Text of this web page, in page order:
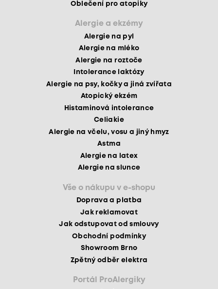
Oblečení pro atopiky
Alergie a ekzémy
Alergie na pyl
Alergie na mléko
Alergie na roztoče
Intolerance laktózy
Alergie na psy, kočky a jiná zvířata
Atopický ekzém
Histaminová intolerance
Celiakie
Alergie na včelu, vosu a jiný hmyz
Astma
Alergie na latex
Alergie na slunce
Vše o nákupu v e-shopu
Doprava a platba
Jak reklamovat
Jak odstupovat od smlouvy
Obchodní podmínky
Showroom Brno
Zpětný odběr elektra
Portál ProAlergiky